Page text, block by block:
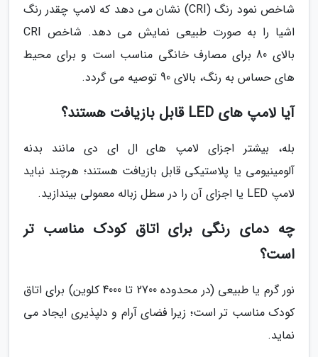
شاخص نمود رنگ (CRI) نشان می دهد که لامپ چقدر رنگ
اشیا را به صورت طبیعی نمایش می دهد. شاخص CRI
بالای 80 برای مصارف خانگی مناسب است و برای محیط
های حساس به رنگ، بالای 90 توصیه می گردد.
آیا لامپ های LED قابل بازیافت هستند؟
بله، بیشتر اجزای لامپ های ال ای دی مانند بدنه
آلومینیومی یا پلاستیکی قابل بازیافت هستند؛ هرچند نباید
لامپ LED یا اجزای آن را در سطل زباله معمولی بیندازید.
چه دمای رنگی برای اتاق کودک مناسب تر
است؟
نور گرم یا طبیعی (در محدوده 2700 تا 4000 کلوین) برای اتاق
کودک مناسب تر است؛ زیرا فضای آرام و دلپذیری ایجاد می
نماید.